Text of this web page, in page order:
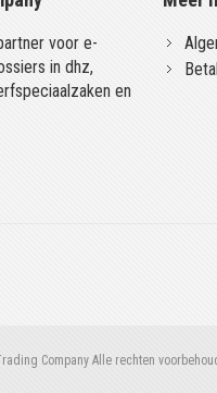
voor e-
in dhz,
en
Company Alle rechten